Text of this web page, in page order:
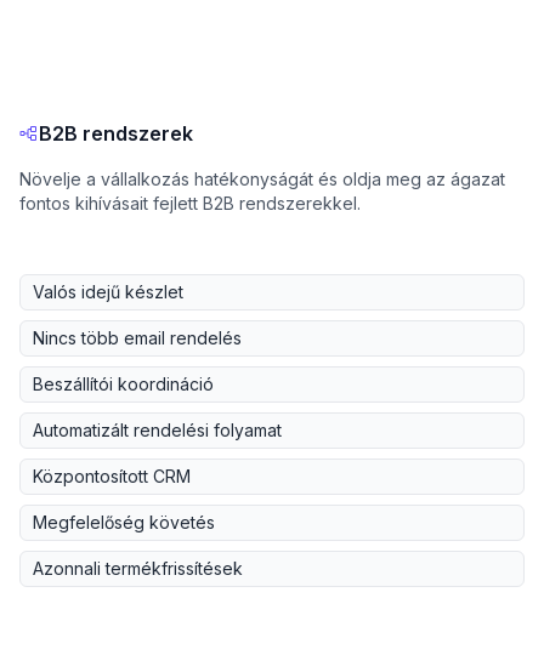
B2B rendszerek
Növelje a vállalkozás hatékonyságát és oldja meg az ágazat
fontos kihívásait fejlett B2B rendszerekkel.
Valós idejű készlet
Nincs több email rendelés
Beszállítói koordináció
Automatizált rendelési folyamat
Központosított CRM
Megfelelőség követés
Azonnali termékfrissítések